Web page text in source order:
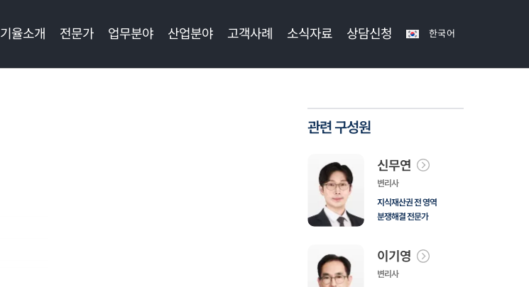
기율소개 전문가 업무분야 산업분야 고객사례 소식자료 상담신청 한국어
관련 구성원
신무연
변리사
지식재산권 전 영역
분쟁해결 전문가
이기영
변리사